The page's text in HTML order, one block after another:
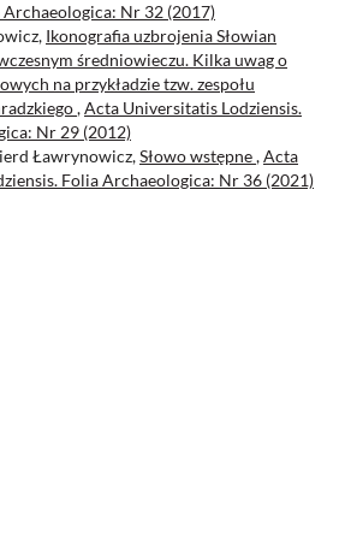
Archaeologica: Nr 32 (2017)
Ikonografia uzbrojenia Słowian
średniowieczu. Kilka uwag o
na przykładzie tzw. zespołu
,Acta Universitatis Lodziensis.
Nr 29 (2012)
Ławrynowicz,Słowo wstępne,Acta
Folia Archaeologica: Nr 36 (2021)